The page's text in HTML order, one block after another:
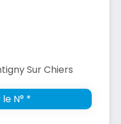
Sur Chiers
N° *